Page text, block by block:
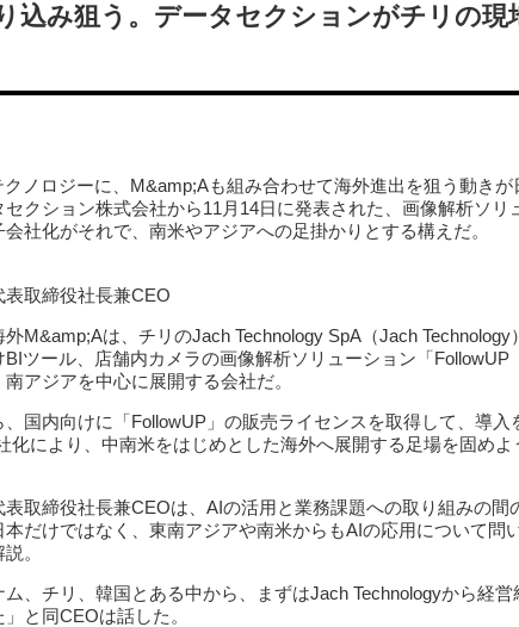
込み狙う。データセクションがチリの現
ノロジーに、M&amp;Aも組み合わせて海外進出を狙う動きが
クション株式会社から11月14日に発表された、画像解析ソリ
社化がそれで、南米やアジアへの足掛かりとする構えだ。
取締役社長兼CEO
M&amp;Aは、チリのJach Technology SpA（Jach Technology
ツール、店舗内カメラの画像解析ソリューション「FollowUP
アジアを中心に展開する会社だ。
国内向けに「FollowUP」の販売ライセンスを取得して、導入
化により、中南米をはじめとした海外へ展開する足場を固めよ
取締役社長兼CEOは、AIの活用と業務課題への取り組みの間
だけではなく、東南アジアや南米からもAIの応用について問
。
ム、チリ、韓国とある中から、まずはJach Technologyから経営
と同CEOは話した。